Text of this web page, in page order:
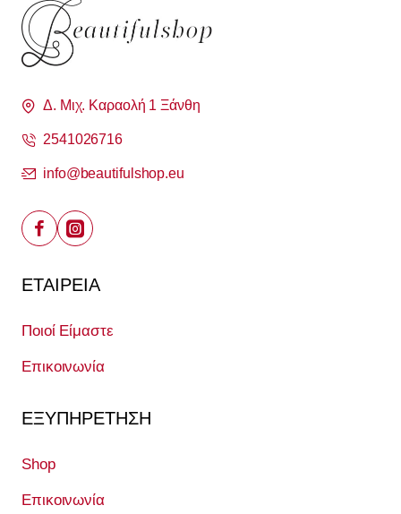
Δ. Μιχ. Καραολή 1 Ξάνθη
2541026716
info@beautifulshop.eu
ΕΤΑΙΡΕΙΑ
Ποιοί Είμαστε
Επικοινωνία
ΕΞΥΠΗΡΕΤΗΣΗ
Shop
Επικοινωνία